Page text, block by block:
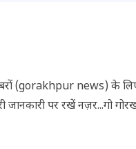
(gorakhpur news) के
पर रखें नज़र...गो